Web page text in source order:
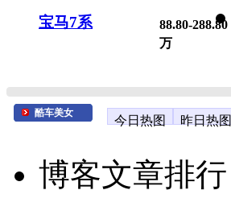
宝马7系
88.80-288.80
万
酷车美女
今日热图 昨日热图
博客文章排行